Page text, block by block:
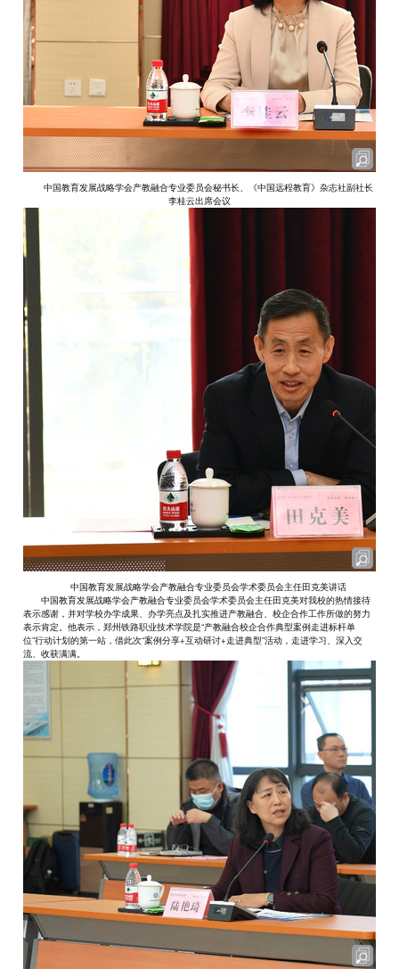
中国教育发展战略学会产教融合专业委员会秘书长、《中国远程教育》杂志社副社长
李桂云出席会议
中国教育发展战略学会产教融合专业委员会学术委员会主任田克美讲话
中国教育发展战略学会产教融合专业委员会学术委员会主任田克美对我校的热情接待
表示感谢，并对学校办学成果、办学亮点及扎实推进产教融合、校企合作工作所做的努力
表示肯定。他表示，郑州铁路职业技术学院是“产教融合校企合作典型案例走进标杆单
位”行动计划的第一站，借此次“案例分享+互动研讨+走进典型”活动，走进学习、深入交
流、收获满满。